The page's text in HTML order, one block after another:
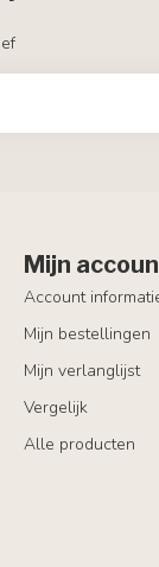
Mijn
Account
Mijn bestellingen
Mijn verlanglijst
Vergelijk
Alle producten